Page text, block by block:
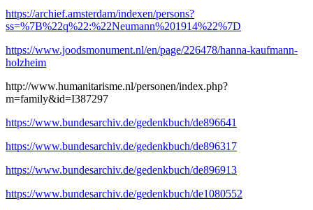
https://archief.amsterdam/indexen/persons?
ss=%7B%22q%22:%22Neumann%201914%22%7D
https://www.joodsmonument.nl/en/page/226478/hanna-kaufmann-
holzheim
http://www.humanitarisme.nl/personen/index.php?
m=family&id=I387297
https://www.bundesarchiv.de/gedenkbuch/de896641
https://www.bundesarchiv.de/gedenkbuch/de896317
https://www.bundesarchiv.de/gedenkbuch/de896913
https://www.bundesarchiv.de/gedenkbuch/de1080552